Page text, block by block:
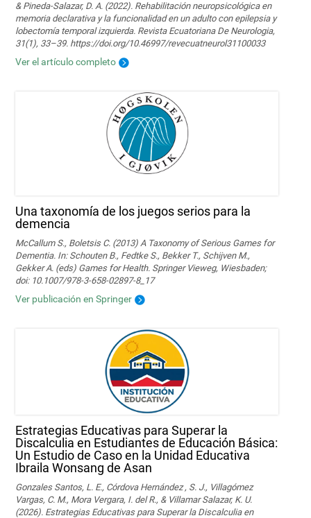
& Pineda-Salazar, D. A. (2022). Rehabilitación neuropsicológica en
memoria declarativa y la funcionalidad en un adulto con epilepsia y
lobectomía temporal izquierda. Revista Ecuatoriana De Neurologia,
31(1), 33–39. https://doi.org/10.46997/revecuatneurol31100033
Ver el artículo completo
Una taxonomía de los juegos serios para la
demencia
McCallum S., Boletsis C. (2013) A Taxonomy of Serious Games for
Dementia. In: Schouten B., Fedtke S., Bekker T., Schijven M.,
Gekker A. (eds) Games for Health. Springer Vieweg, Wiesbaden;
doi: 10.1007/978-3-658-02897-8_17
Ver publicación en Springer
Estrategias Educativas para Superar la
Discalculia en Estudiantes de Educación Básica:
Un Estudio de Caso en la Unidad Educativa
Ibraila Wonsang de Asan
Gonzales Santos, L. E., Córdova Hernández , S. J., Villagómez
Vargas, C. M., Mora Vergara, I. del R., & Villamar Salazar, K. U.
(2026). Estrategias Educativas para Superar la Discalculia en